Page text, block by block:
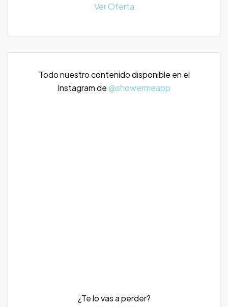
Ver Oferta
Todo nuestro contenido disponible en el
Instagram de@showermeapp
¿Te lo vas a perder?